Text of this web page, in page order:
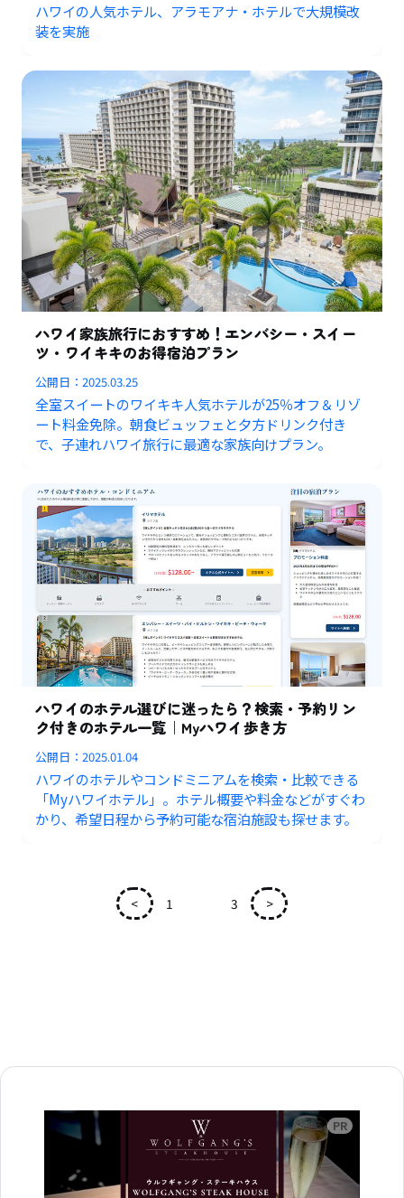
ハワイの人気ホテル、アラモアナ・ホテルで大規模改
装を実施
ハワイ家族旅行におすすめ！エンバシー・スイー
ツ・ワイキキのお得宿泊プラン
公開日：2025.03.25
全室スイートのワイキキ人気ホテルが25％オフ＆リゾ
ート料金免除。朝食ビュッフェと夕方ドリンク付き
で、子連れハワイ旅行に最適な家族向けプラン。
ハワイのホテル選びに迷ったら？検索・予約リン
ク付きのホテル一覧｜Myハワイ歩き方
公開日：2025.01.04
ハワイのホテルやコンドミニアムを検索・比較できる
「Myハワイホテル」。ホテル概要や料金などがすぐわ
かり、希望日程から予約可能な宿泊施設も探せます。
< 1 3 >
広告